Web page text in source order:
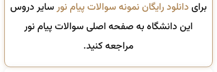
برای دانلود رایگان نمونه سوالات پیام نورسایر دروس
این دانشگاه به صفحه اصلی سوالات پیام نور
مراجعه کنید.